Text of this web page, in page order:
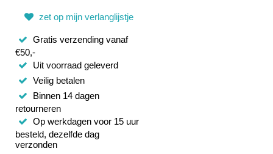
zet op mijn verlanglijstje
Gratis verzending vanaf
€50,-
Uit voorraad geleverd
Veilig betalen
Binnen 14 dagen
retourneren
Op werkdagen voor 15 uur
besteld, dezelfde dag
verzonden